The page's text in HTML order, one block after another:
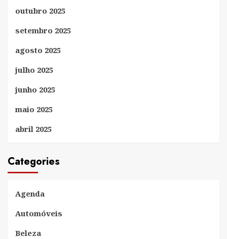
outubro 2025
setembro 2025
agosto 2025
julho 2025
junho 2025
maio 2025
abril 2025
Categories
Agenda
Automóveis
Beleza